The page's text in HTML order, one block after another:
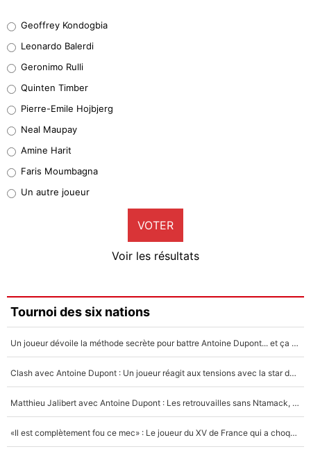
38%
32%
5%
1%
9%
Faris Moumbagna
5%
Un autre joueur
5%
Geoffrey Kondogbia
Leonardo Balerdi
Geronimo Rulli
Quinten Timber
Pierre-Emile Hojbjerg
Neal Maupay
Amine Harit
Faris Moumbagna
Un autre joueur
VOTER
Voir les résultats
Tournoi des six nations
Un joueur dévoile la méthode secrète pour battre Antoine Dupont... et ça marche !
Clash avec Antoine Dupont : Un joueur réagit aux tensions avec la star du XV de France !
Matthieu Jalibert avec Antoine Dupont : Les retrouvailles sans Ntamack, «il y a eu des discussions»
«Il est complètement fou ce mec» : Le joueur du XV de France qui a choqué Matthieu Jalibert !